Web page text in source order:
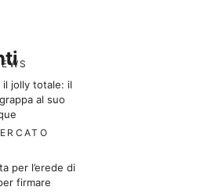
il jolly totale: il
al suo
per l’erede di
firmare